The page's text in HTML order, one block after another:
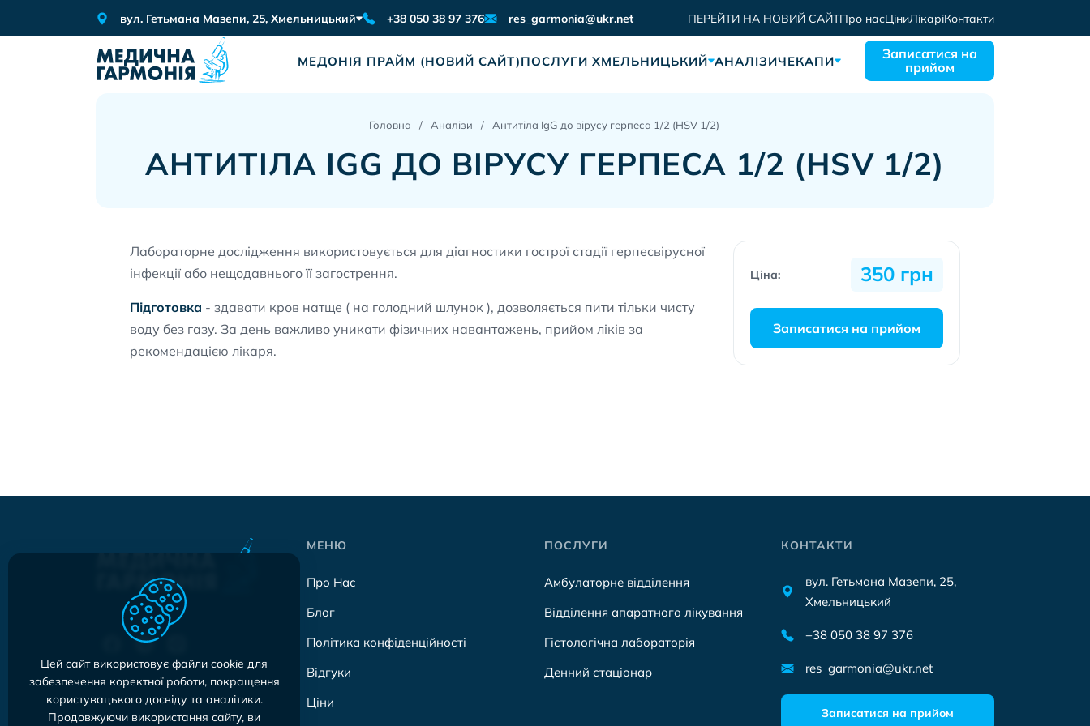
вул. Гетьмана Мазепи, 25, Хмельницький +38 050 38 97 376 res_garmonia@ukr.net ПЕРЕЙТИ НА НОВИЙ САЙТПро насЦіниЛікаріКонтакти
МЕДОНІЯ ПРАЙМ (НОВИЙ САЙТ)ПОСЛУГИ ХМЕЛЬНИЦЬКИЙ АНАЛІЗИЧЕКАПИ
Записатися на
прийом
Головна Аналізи Антитіла IgG до вірусу герпеса 1/2 (HSV 1/2)
АНТИТІЛА IGG ДО ВІРУСУ ГЕРПЕСА 1/2 (HSV 1/2)
Лабораторне дослідження використовується для діагностики гострої стадії герпесвірусної
інфекції або нещодавнього її загострення.
Підготовка - здавати кров натще ( на голодний шлунок ), дозволяється пити тільки чисту
воду без газу. За день важливо уникати фізичних навантажень, прийом ліків за
рекомендацією лікаря.
Ціна: 350 грн
Записатися на прийом
МЕНЮ
Про Нас
Блог
Політика конфіденційності
Відгуки
Ціни
ПОСЛУГИ
Амбулаторне відділення
Відділення апаратного лікування
Гістологічна лабораторія
Денний стаціонар
КОНТАКТИ
вул. Гетьмана Мазепи, 25,
Хмельницький
+38 050 38 97 376
res_garmonia@ukr.net
Записатися на прийом
Цей сайт використовує файли cookie для
забезпечення коректної роботи, покращення
користувацького досвіду та аналітики.
Продовжуючи використання сайту, ви